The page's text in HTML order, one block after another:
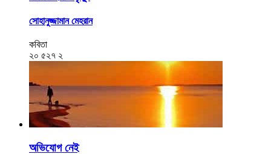
সোহানুজ্জামান মেহরান
কবিতা
২০ ৫২৭ ২
অভিযোগ নেই